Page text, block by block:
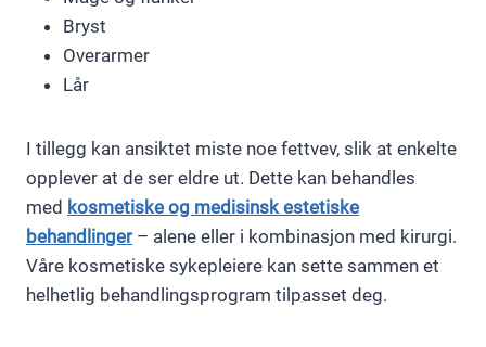
Bryst
Overarmer
Lår
I tillegg kan ansiktet miste noe fettvev, slik at enkelte
opplever at de ser eldre ut. Dette kan behandles
med kosmetiske og medisinsk estetiske
behandlinger– alene eller i kombinasjon med kirurgi.
Våre kosmetiske sykepleiere kan sette sammen et
helhetlig behandlingsprogram tilpasset deg.